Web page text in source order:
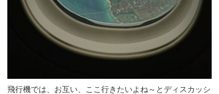
飛行機では、お互い、ここ行きたいよね～とディスカッシ